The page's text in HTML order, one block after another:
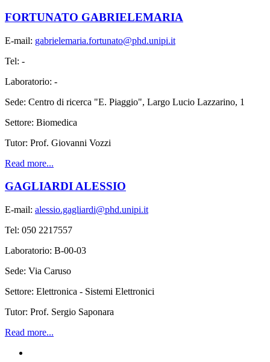
FORTUNATO GABRIELEMARIA
E-mail: gabrielemaria.fortunato@phd.unipi.it
Tel: -
Laboratorio: -
Sede: Centro di ricerca "E. Piaggio", Largo Lucio Lazzarino, 1
Settore: Biomedica
Tutor: Prof. Giovanni Vozzi
Read more...
GAGLIARDI ALESSIO
E-mail: alessio.gagliardi@phd.unipi.it
Tel: 050 2217557
Laboratorio: B-00-03
Sede: Via Caruso
Settore: Elettronica - Sistemi Elettronici
Tutor: Prof. Sergio Saponara
Read more...